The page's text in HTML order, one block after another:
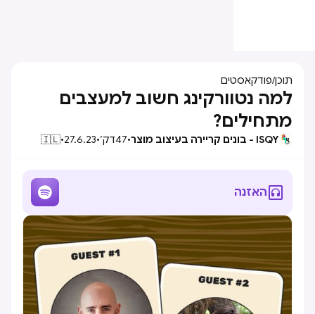
תוכן/פודקאסטים
למה נטוורקינג חשוב למעצבים
מתחילים?
ISQY - בונים קריירה בעיצוב מוצר •
47דק׳•
27.6.23
•
🇮🇱
האזנה 